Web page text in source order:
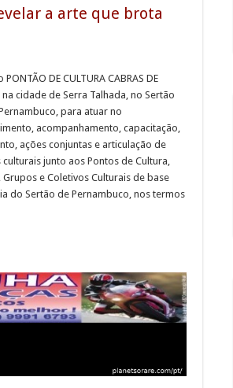
a arte que brota
DE CULTURA CABRAS DE
na cidade de Serra Talhada, no Sertão
para atuar no
acompanhamento, capacitação,
ações conjuntas e articulação de
junto aos Pontos de Cultura,
Grupos e Coletivos Culturais de base
do Sertão de Pernambuco, nos termos